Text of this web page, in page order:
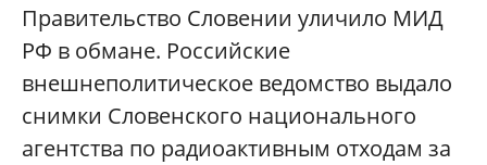
Правительство Словении уличило МИД
РФ в обмане. Российские
внешнеполитическое ведомство выдало
снимки Словенского национального
агентства по радиоактивным отходам за